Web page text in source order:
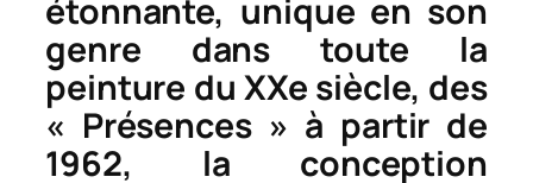
étonnante, unique en son
genre dans toute la
peinture du XXe siècle, des
« Présences » à partir de
1962, la conception